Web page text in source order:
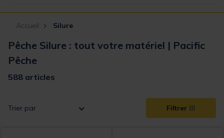
Accueil Silure
Pêche Silure : tout votre matériel | Pacific
Pêche
588 articles
Trier par Filtrer